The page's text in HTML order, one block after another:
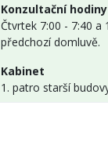
Konzultační hodiny
Čtvrtek 7:00 - 7:40 a
předchozí domluvě.
Kabinet
1. patro starší